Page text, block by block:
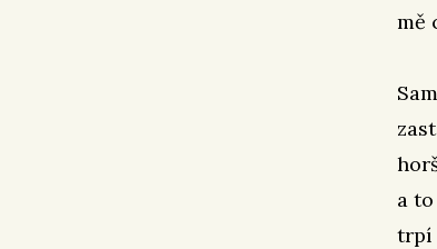
mě
a
trpí